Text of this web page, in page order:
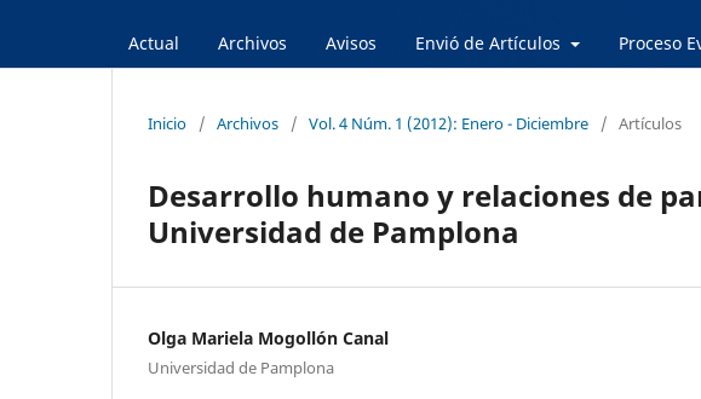
Actual Archivos Avisos Envió de Artículos Proceso
Inicio / Archivos / Vol. 4 Núm. 1 (2012): Enero - Diciembre / Artículos
Desarrollo humano y relaciones de
Universidad de Pamplona
Olga Mariela Mogollón Canal
Universidad de Pamplona